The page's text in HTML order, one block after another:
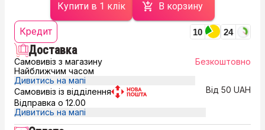
Купити в 1 клік В корзину
Кредит 10 24
Доставка
Самовивіз з магазину
Найближчим часом
Дивитись на мапі
Безкоштовно
Самовивіз із відділення
Відправка о 12.00
Дивитись на мапі
Від 50 UAH